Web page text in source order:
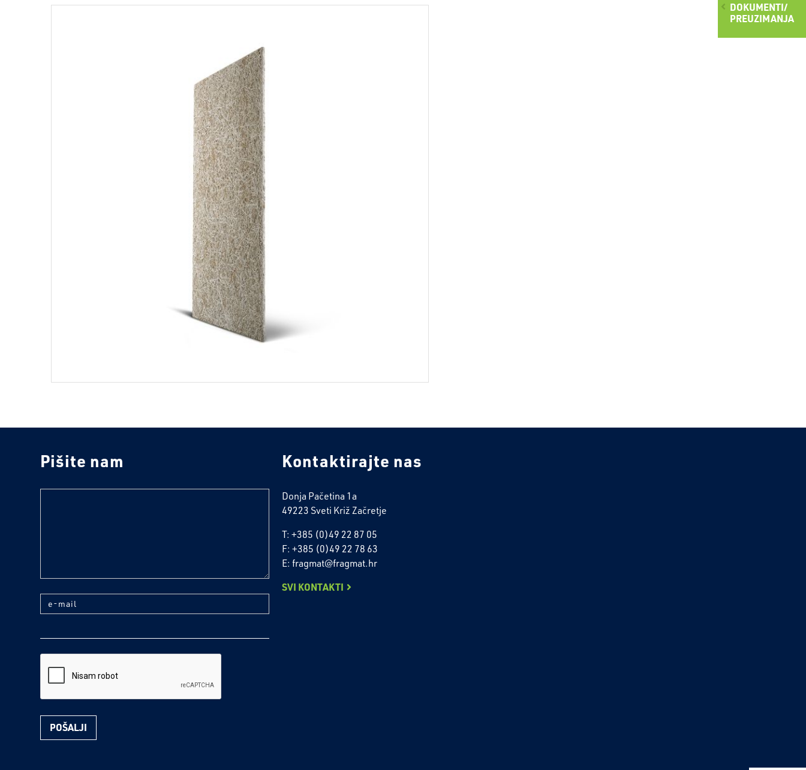
DOKUMENTI/
PREUZIMANJA
Pišite nam
e-mail
Kontaktirajte nas
Donja Pačetina 1a
49223 Sveti Križ Začretje
T: +385 (0)49 22 87 05
F: +385 (0)49 22 78 63
E: fragmat@fragmat.hr
SVI KONTAKTI